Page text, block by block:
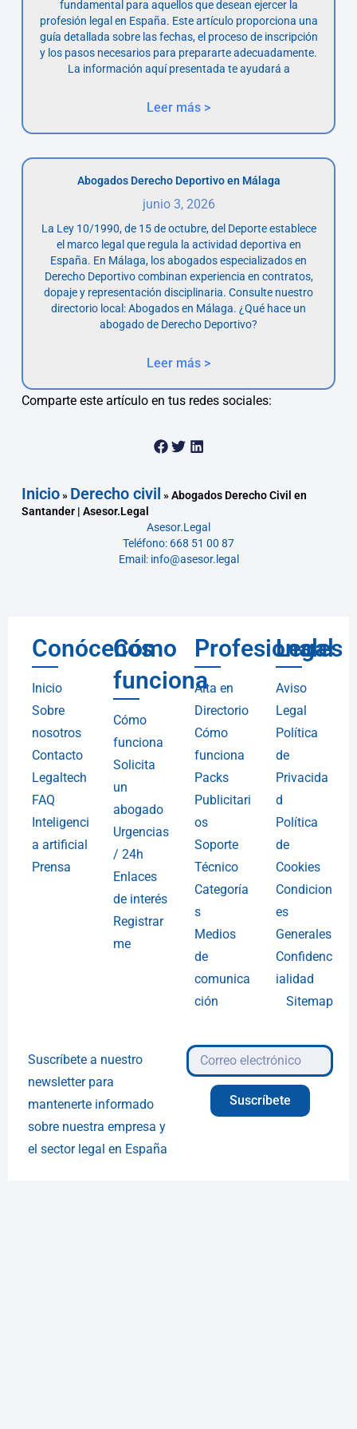
fundamental para aquellos que desean ejercer la
profesión legal en España. Este artículo proporciona una
guía detallada sobre las fechas, el proceso de inscripción
y los pasos necesarios para prepararte adecuadamente.
La información aquí presentada te ayudará a
Leer más >
Abogados Derecho Deportivo en Málaga
junio 3, 2026
La Ley 10/1990, de 15 de octubre, del Deporte establece
el marco legal que regula la actividad deportiva en
España. En Málaga, los abogados especializados en
Derecho Deportivo combinan experiencia en contratos,
dopaje y representación disciplinaria. Consulte nuestro
directorio local: Abogados en Málaga. ¿Qué hace un
abogado de Derecho Deportivo?
Leer más >
Comparte este artículo en tus redes sociales:
Inicio» Derecho civil »Abogados Derecho Civil en
Santander | Asesor.Legal
Asesor.Legal
Teléfono: 668 51 00 87
Email: info@asesor.legal
Conócenos
Inicio
Sobre
nosotros
Contacto
Legaltech
FAQ
Inteligenci
a artificial
Prensa
Cómo
funciona
Cómo
funciona
Solicita
un
abogado
Urgencias
/ 24h
Enlaces
de interés
Registrar
me
Profesionales
Alta en
Directorio
Cómo
funciona
Packs
Publicitari
os
Soporte
Técnico
Categoría
s
Medios
de
comunica
ción
Legal
Aviso
Legal
Política
de
Privacida
d
Política
de
Cookies
Condicion
es
Generales
Confidenc
ialidad
Sitemap
Suscríbete a nuestro
newsletter para
mantenerte informado
sobre nuestra empresa y
el sector legal en España
Suscríbete